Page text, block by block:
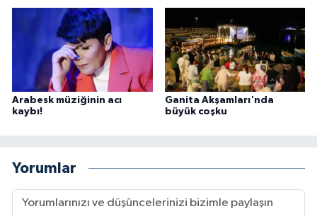
Arabesk müziğinin acı
kaybı!
Ganita Akşamları'nda
büyük coşku
Yorumlar